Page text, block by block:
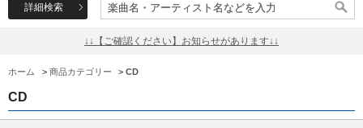
詳細検索 楽曲名・アーティスト名などを入力
楽曲名・アーティスト名などを入力
↓↓【ご確認ください】お知らせがあります↓↓
ホーム > 商品カテゴリー > CD
CD